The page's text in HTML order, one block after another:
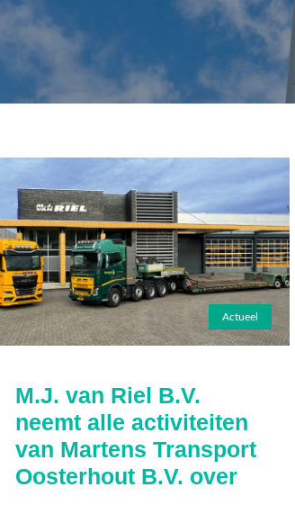
Actueel
M.J. van Riel B.V.
neemt alle activiteiten
van Martens Transport
Oosterhout B.V. over